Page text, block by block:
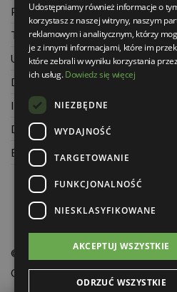
Polityka prywatności
Twoje zamówienia
Ustawienia konta
Dane kontaktowe
Informacje o firmie
Dla architektów
Blog
© Świat Łazienek XXI w. Wszelkie
Oprogramowanie KQS.store:
Udostępniamy również informacje o
korzystasz z naszej witryny, naszym
reklamowym i analitycznym, którzy
je z innymi informacjami, które im
które zebrali w wyniku korzystania
ich usług.Dowiedz się więcej
NIEZBĘDNE
WYDAJNOŚĆ
TARGETOWANIE
FUNKCJONALNOŚĆ
NIESKLASYFIKOWANE
AKCEPTUJ WSZYSTKIE
ODRZUĆ WSZYSTKIE